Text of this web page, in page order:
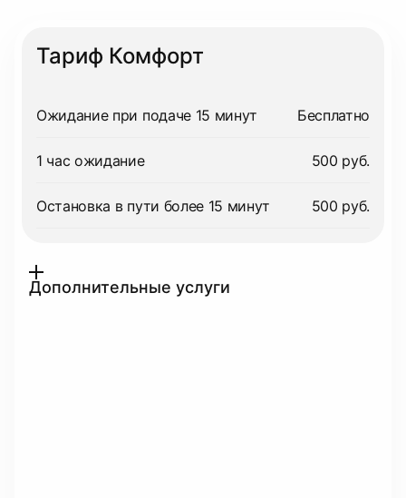
Тариф Комфорт
Ожидание при подаче 15 минут Бесплатно
1 час ожидание 500 руб.
Остановка в пути более 15 минут 500 руб.
Дополнительные услуги